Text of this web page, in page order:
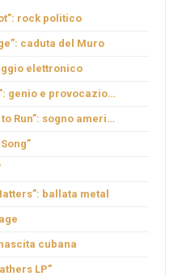
rock politico
caduta del Muro
elettronico
genio e provocazione
sogno americano
ballata metal
cubana
LP”